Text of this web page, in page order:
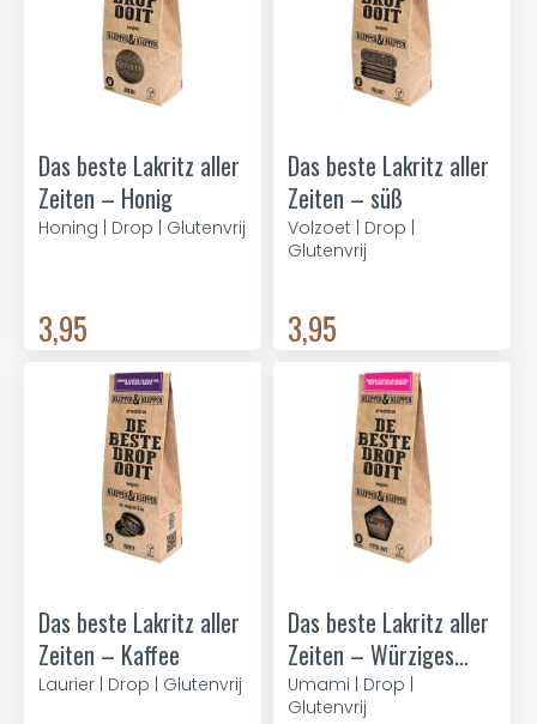
Das beste Lakritz aller
Zeiten – Honig
Honing | Drop | Glutenvrij
3,95
Das beste Lakritz aller
Zeiten – süß
Volzoet | Drop |
Glutenvrij
3,95
Das beste Lakritz aller
Zeiten – Kaffee
Laurier | Drop | Glutenvrij
Das beste Lakritz aller
Zeiten – Würziges
Salz
Umami | Drop |
Glutenvrij